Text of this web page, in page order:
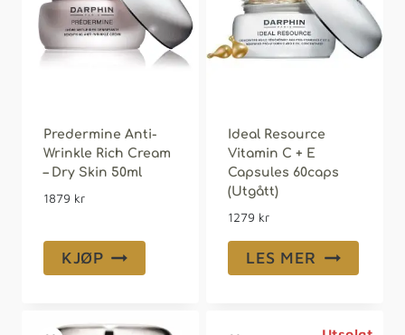
Predermine Anti-
Wrinkle Rich Cream
– Dry Skin 50ml
1879 kr
KJØP
Ideal Resource
Vitamin C + E
Capsules 60caps
(Utgått)
1279 kr
LES MER